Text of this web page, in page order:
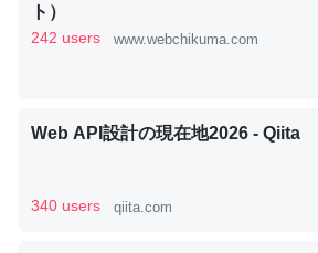
これを元に考えるとカルシウムを大量
類は苦労してるんだな…。腹足類だと
─ニュース :: 【研究発表】昆虫学の大問題＝
いのか」に関する新仮説
ト）
242 users www.webchikuma.com
Web API設計の現在地2026 - Qiita
340 users qiita.com